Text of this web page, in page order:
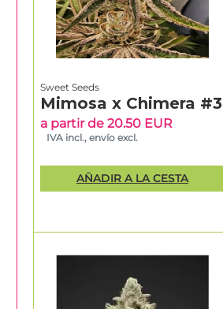
Sweet Seeds
Mimosa x Chimera #3
a partir de 20.50 EUR
IVA incl., envío excl.
AÑADIR A LA CESTA